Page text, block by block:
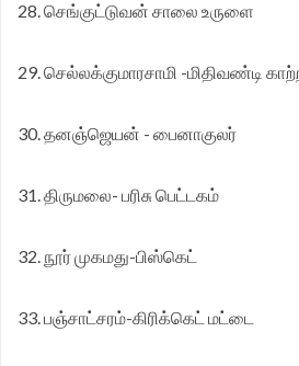
28. செங்குட்டுவன் சாலை உருளை
29. செல்லக்குமாரசாமி -மிதிவண்டி
30. தனஞ்ஜெயன் - பைனாகுலர்
31. திருமலை- பரிசு பெட்டகம்
32. நூர் முகமது-பிஸ்கெட்
33. பஞ்சாட்சரம்-கிரிக்கெட் மட்டை